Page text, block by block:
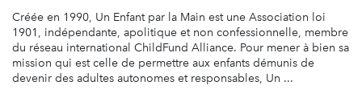
Créée en 1990, Un Enfant par la Main est une Association loi
1901, indépendante, apolitique et non confessionnelle, membre
du réseau international ChildFund Alliance. Pour mener à bien sa
mission qui est celle de permettre aux enfants démunis de
devenir des adultes autonomes et responsables, Un ...